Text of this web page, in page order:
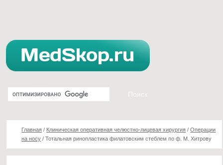
Главная / Клиническая оперативная челюстно-лицевая хирургия /Операции
на носу /Тотальная ринопластика филатовским стеблем по ф. М. Хитрову